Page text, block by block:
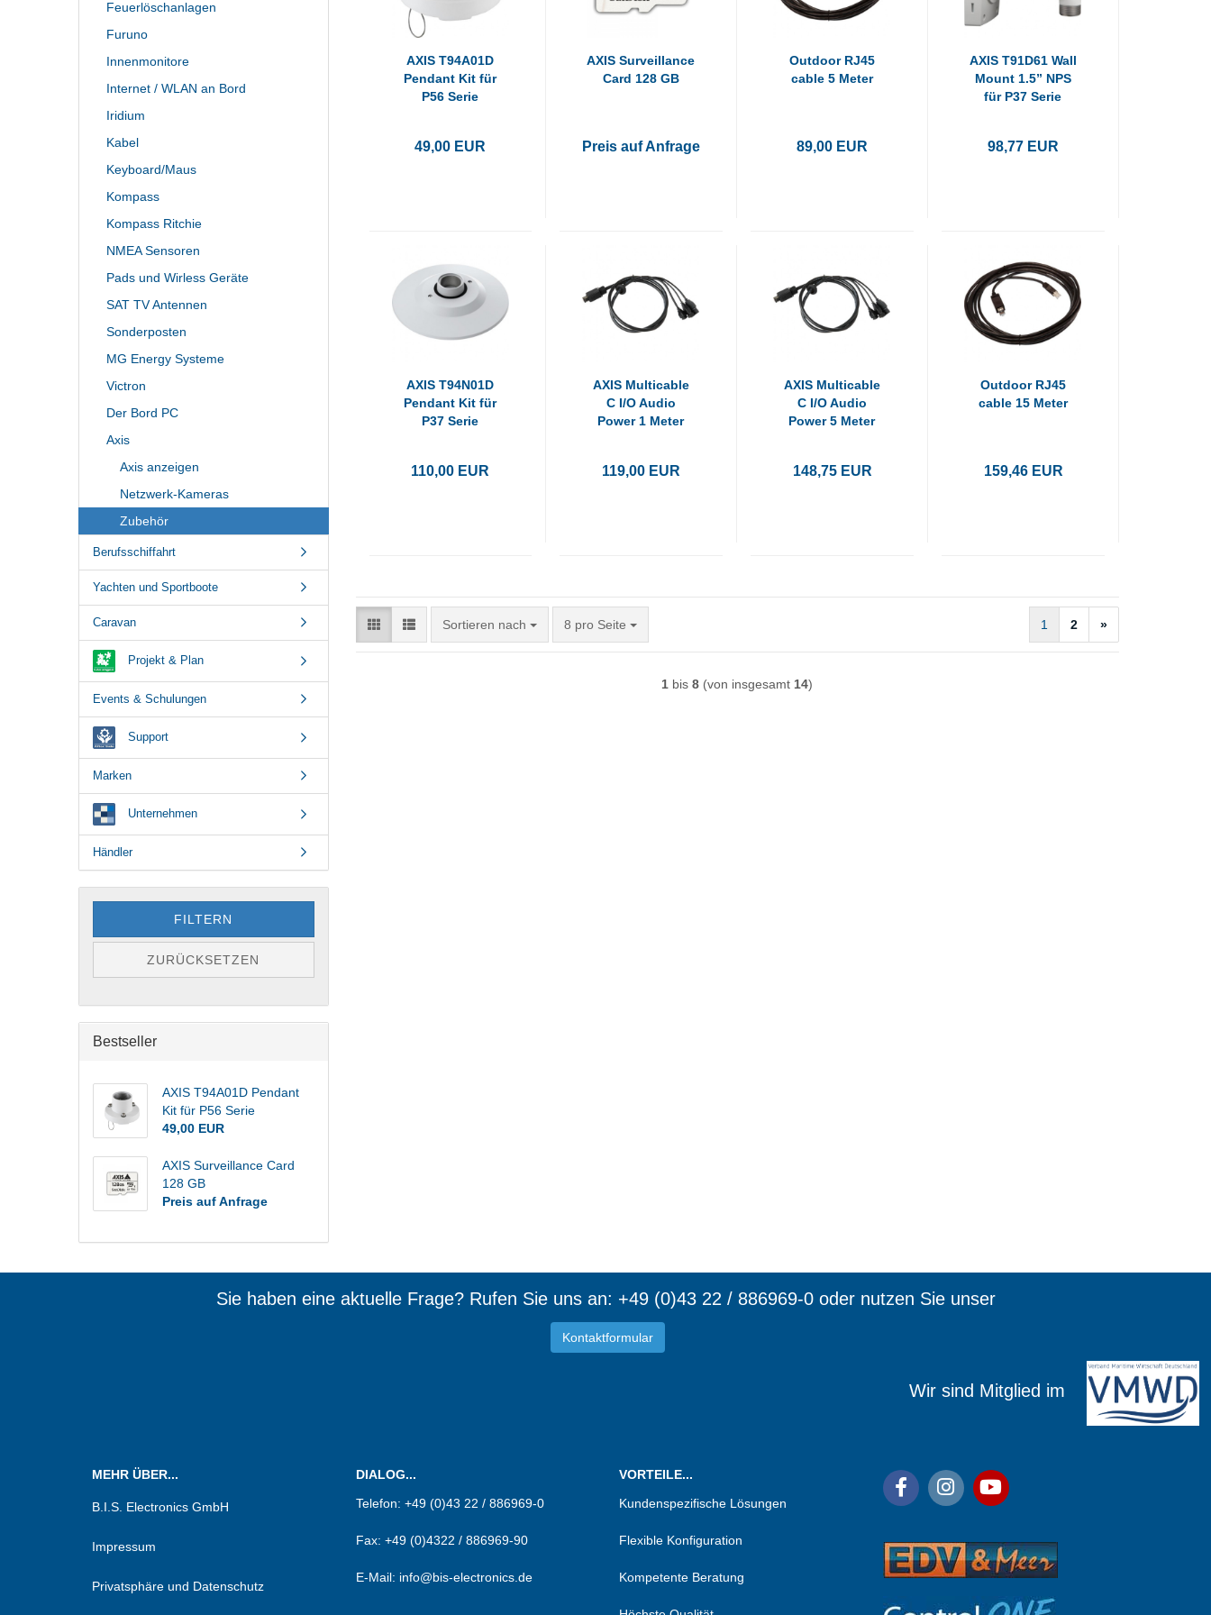
AXIS T94A01D
Pendant Kit für
P56 Serie
49,00 EUR
AXIS Surveillance
Card 128 GB
Preis auf Anfrage
Outdoor RJ45
cable 5 Meter
89,00 EUR
AXIS T91D61 Wall
Mount 1.5” NPS
für P37 Serie
98,77 EUR
AXIS T94N01D
Pendant Kit für
P37 Serie
110,00 EUR
AXIS Multicable
C I/O Audio
Power 1 Meter
119,00 EUR
AXIS Multicable
C I/O Audio
Power 5 Meter
148,75 EUR
Outdoor RJ45
cable 15 Meter
159,46 EUR
Sortieren nach
Sortieren nach 8 pro Seite
pro Seite 1 2 »
1 bis8 (von insgesamt 14)
Feuerlöschanlagen
Furuno
Innenmonitore
Internet / WLAN an Bord
Iridium
Kabel
Keyboard/Maus
Kompass
Kompass Ritchie
NMEA Sensoren
Pads und Wirless Geräte
SAT TV Antennen
Sonderposten
MG Energy Systeme
Victron
Der Bord PC
Axis
Axis anzeigen
Netzwerk-Kameras
Zubehör
Berufsschiffahrt
Yachten und Sportboote
Caravan
Projekt & Plan
Events & Schulungen
Support
Marken
Unternehmen
Händler
FILTERN
ZURÜCKSETZEN
Bestseller
AXIS T94A01D Pendant
Kit für P56 Serie
49,00 EUR
AXIS Surveillance Card
128 GB
Preis auf Anfrage
Sie haben eine aktuelle Frage? Rufen Sie uns an: +49 (0)43 22 / 886969-0 oder nutzen Sie unser
Kontaktformular
Wir sind Mitglied im
MEHR ÜBER...
B.I.S. Electronics GmbH
Impressum
Privatsphäre und Datenschutz
DIALOG...
Telefon: +49 (0)43 22 / 886969-0
Fax: +49 (0)4322 / 886969-90
E-Mail: info@bis-electronics.de
VORTEILE...
Kundenspezifische Lösungen
Flexible Konfiguration
Kompetente Beratung